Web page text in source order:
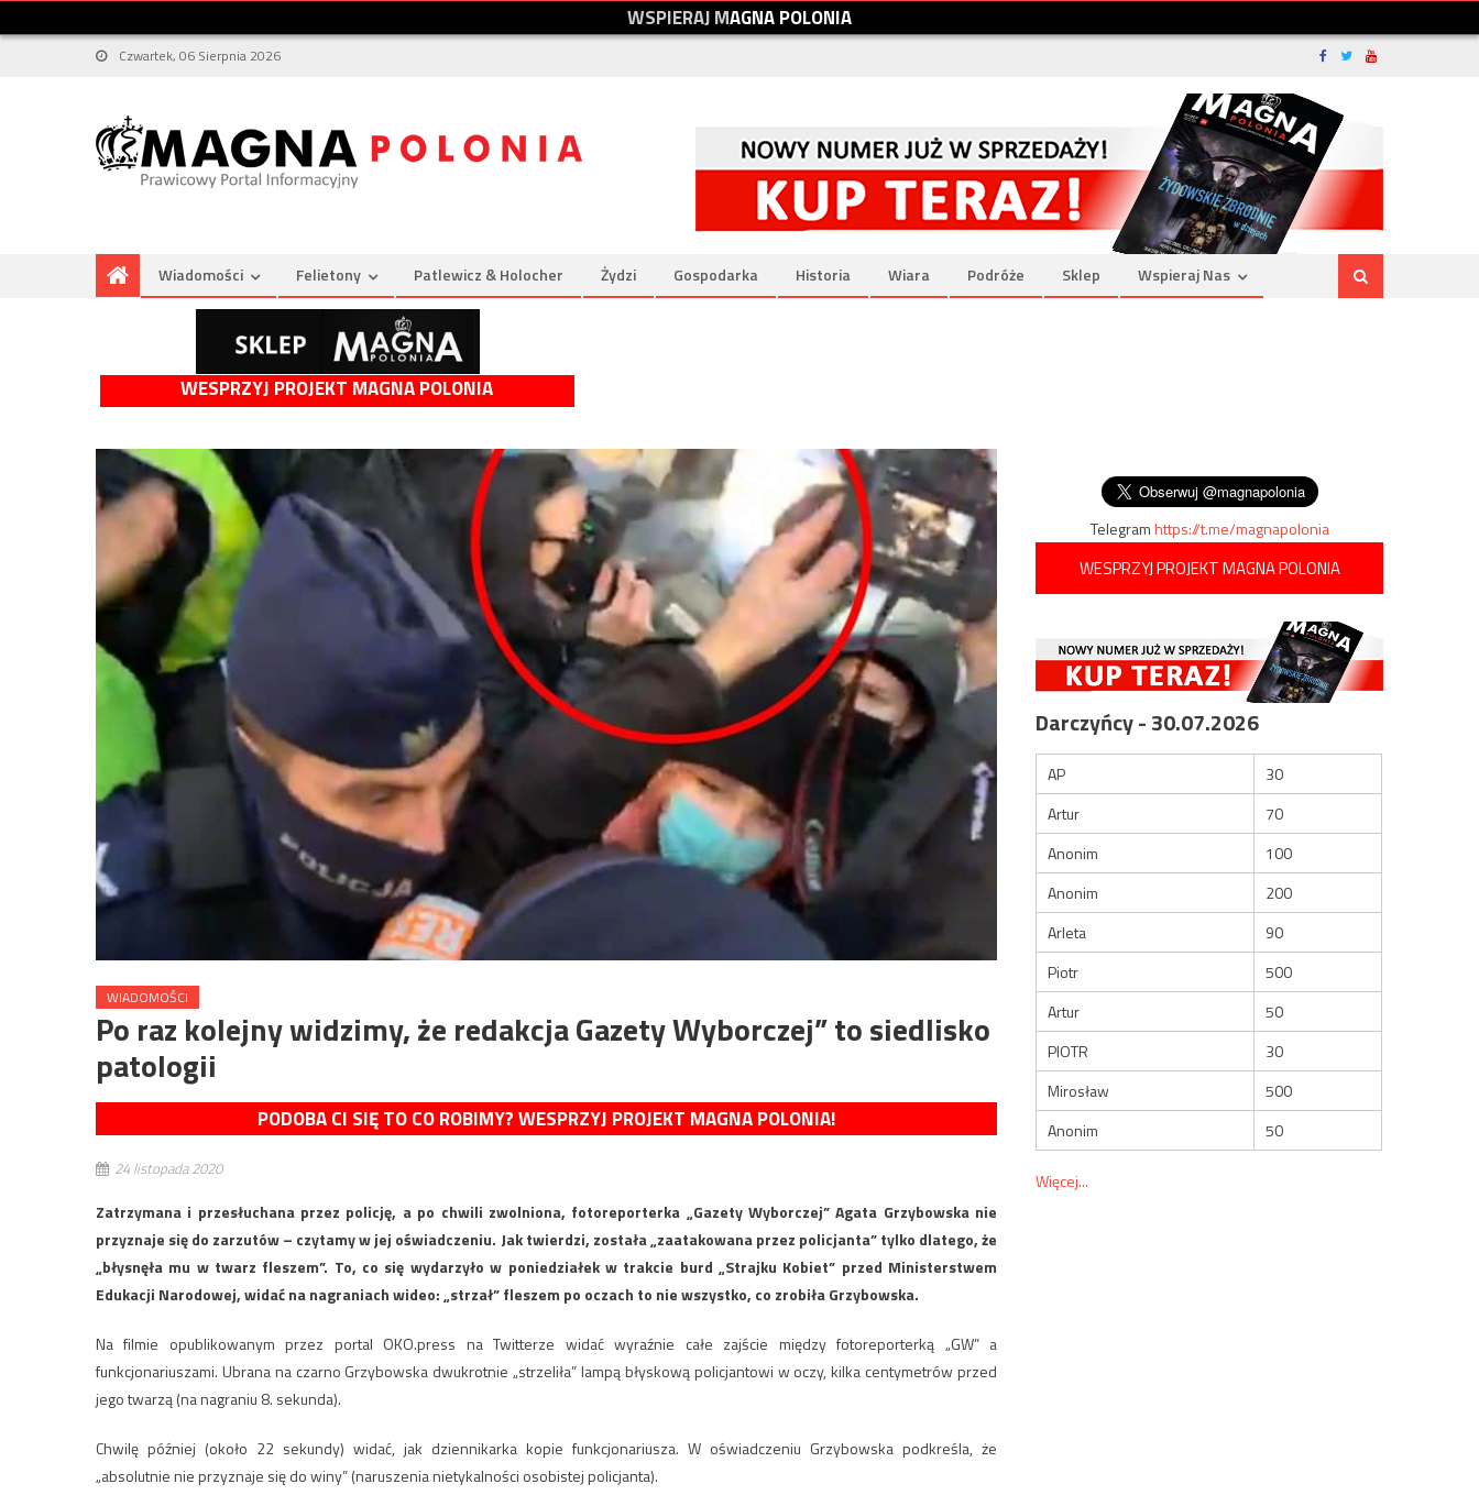
WSPIERAJMAGNAPOLONIA
Czwartek, 06 Sierpnia 2026
Wiadomości Felietony Patlewicz & Holocher Żydzi Gospodarka Historia Wiara Podróże Sklep Wspieraj Nas
WESPRZYJ PROJEKT MAGNA POLONIA
WIADOMOŚCI
Po raz kolejny widzimy, że redakcja Gazety Wyborczej” to siedlisko
patologii
PODOBA CI SIĘ TO CO ROBIMY? WESPRZYJ PROJEKT MAGNA POLONIA!
24 listopada 2020
Zatrzymana i przesłuchana przez policję, a po chwili zwolniona, fotoreporterka „Gazety Wyborczej” Agata Grzybowska nie
przyznaje się do zarzutów – czytamy w jej oświadczeniu. Jak twierdzi, została „zaatakowana przez policjanta” tylko dlatego, że
„błysnęła mu w twarz fleszem”. To, co się wydarzyło w poniedziałek w trakcie burd „Strajku Kobiet” przed Ministerstwem
Edukacji Narodowej, widać na nagraniach wideo: „strzał” fleszem po oczach to nie wszystko, co zrobiła Grzybowska.
Na filmie opublikowanym przez portal OKO.press na Twitterze widać wyraźnie całe zajście między fotoreporterką „GW” a
funkcjonariuszami. Ubrana na czarno Grzybowska dwukrotnie „strzeliła” lampą błyskową policjantowi w oczy, kilka centymetrów przed
jego twarzą (na nagraniu 8. sekunda).
Chwilę później (około 22 sekundy) widać, jak dziennikarka kopie funkcjonariusza. W oświadczeniu Grzybowska podkreśla, że
„absolutnie nie przyznaje się do winy” (naruszenia nietykalności osobistej policjanta).
Telegramhttps://t.me/magnapolonia
WESPRZYJ PROJEKT MAGNA POLONIA
Darczyńcy - 30.07.2026
AP
30
Artur
70
Anonim
100
Anonim
200
Arleta
90
Piotr
500
Artur
50
PIOTR
30
Mirosław
500
Anonim
50
Więcej...